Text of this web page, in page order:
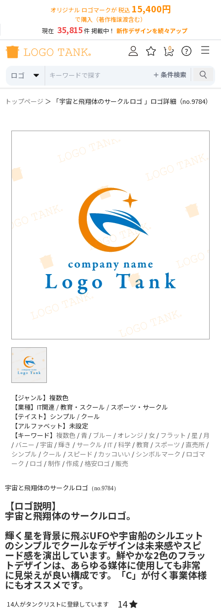
オリジナル ロゴマークが 税込 15,400円
で購入（著作権譲渡含む）
現在 35,815件 掲載中！ 新作デザインを続々アップ
ロゴ ＋ 条件検索
0 ?
トップページ ＞ 「宇宙と飛翔体のサークルロゴ 」ロゴ詳細（no.9784）
【ジャンル】複数色
【業種】IT関連 / 教育・スクール / スポーツ・サークル
【テイスト】シンプル / クール
【アルファベット】未設定
【キーワード】 複数色 / 青 / ブルー / オレンジ / 女 / フラット / 星 / 月
/ バニー / 宇宙 /輝き / サークル /IT / 科学 / 教育 / スポーツ / 直売所 /
シンプル / クール / スピード / カッコいい / シンボルマーク / ロゴマ
ーク / ロゴ / 制作 /作成 / 格安ロゴ / 販売
宇宙と飛翔体のサークルロゴ （no.9784）
【ロゴ説明】
宇宙と飛翔体のサークルロゴ。
輝く星を背景に飛ぶUFOや宇宙船のシルエット
のシンプルでクールなデザインは未来感やスピ
ード感を演出しています。鮮やかな2色のフラッ
トデザインは、あらゆる媒体に使用しても非常
に見栄えが良い構成です。「C」が付く事業体様
にもオススメです。
14人がタンクリストに登録しています 14